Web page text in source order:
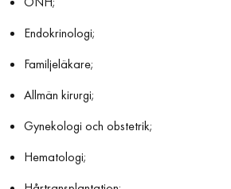
Endokrinologi;
Familjeläkare;
Allmän kirurgi;
Gynekologi och obstetrik;
Hematologi;